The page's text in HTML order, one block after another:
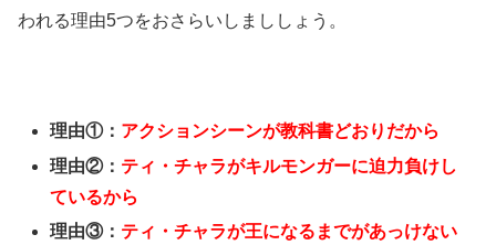
われる理由5つをおさらいしまししょう。
理由①： アクションシーンが教科書どおりだから
理由②： ティ・チャラがキルモンガーに迫力負けし
ているから
理由③： ティ・チャラが王になるまでがあっけない